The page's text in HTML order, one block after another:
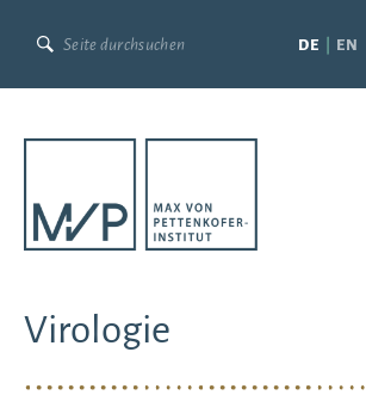
to
EN
DE
Virologie